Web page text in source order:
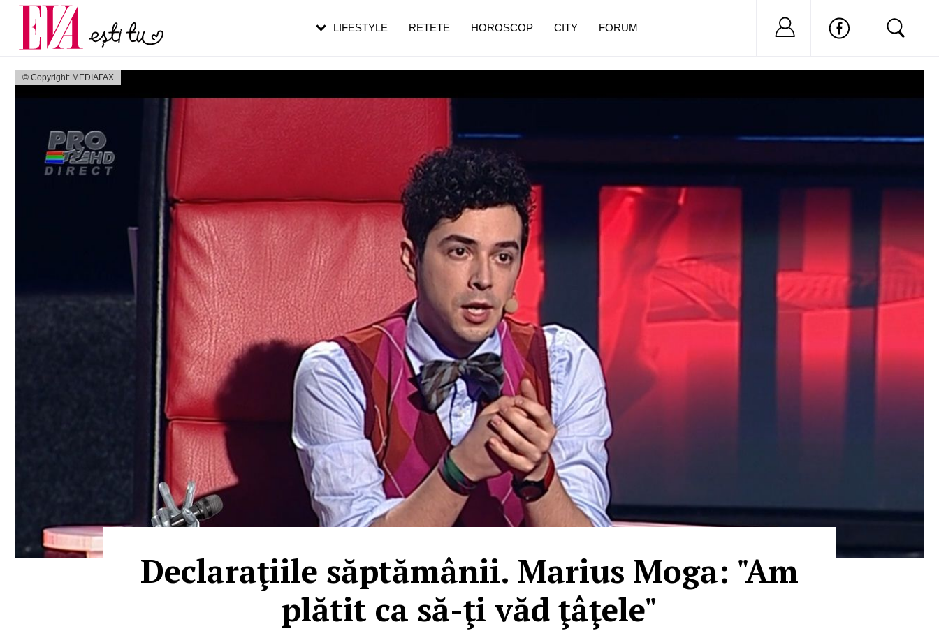
© Copyright: MEDIAFAX
Declaraţiile săptămânii. Marius Moga: "Am
plătit ca să-ţi văd ţâţele"
LIFESTYLE RETETE HOROSCOP CITY FORUM Nu ai cont?
Carieră
Actualitate
pe măsură ce înaintezi în vârstă
de dureroasă este investigația